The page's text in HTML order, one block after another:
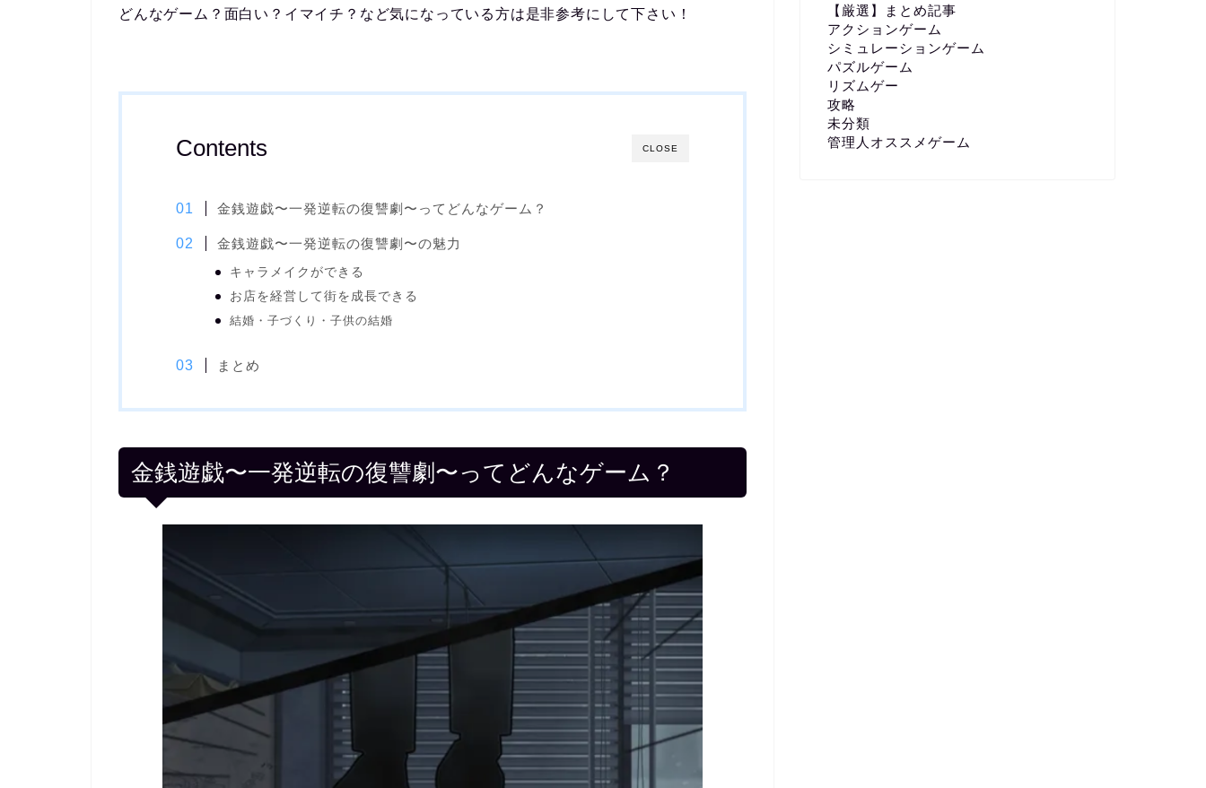
どんなゲーム？面白い？イマイチ？など気になっている方は是非参考にして下さい！
CLOSE
Contents
金銭遊戯〜一発逆転の復讐劇〜ってどんなゲーム？
金銭遊戯〜一発逆転の復讐劇〜の魅力
キャラメイクができる
お店を経営して街を成長できる
結婚・子づくり・子供の結婚
まとめ
金銭遊戯〜一発逆転の復讐劇〜ってどんなゲーム？
【厳選】まとめ記事
アクションゲーム
シミュレーションゲーム
パズルゲーム
リズムゲー
攻略
未分類
管理人オススメゲーム